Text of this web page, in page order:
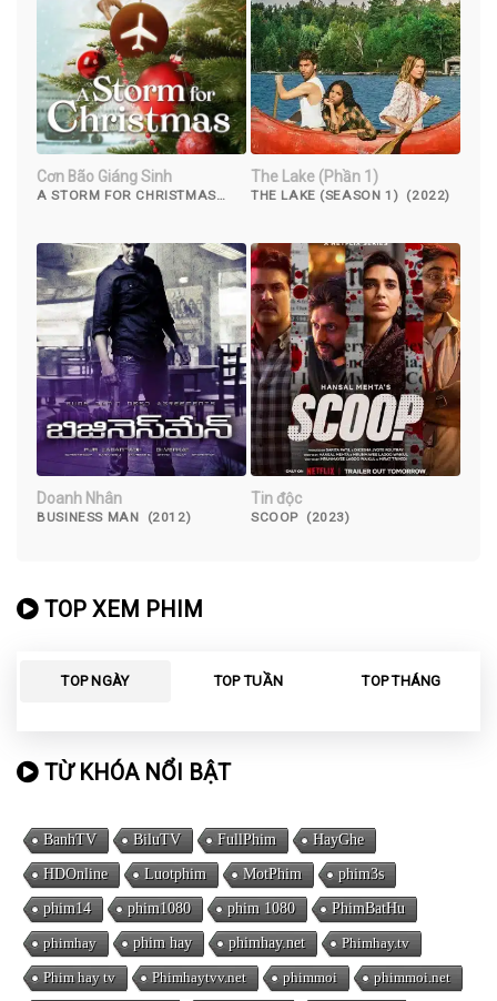
Cơn Bão Giáng Sinh
A STORM FOR CHRISTMAS
The Lake (Phần 1)
THE LAKE (SEASON 1) (2022)
Doanh Nhân
BUSINESS MAN (2012)
Tin độc
SCOOP (2023)
TOP XEM PHIM
TOP NGÀY TOP TUẦN TOP THÁNG
TỪ KHÓA NỔI BẬT
BanhTV BiluTV FullPhim HayGhe
HDOnline Luotphim MotPhim phim3s
phim14 phim1080 phim 1080 PhimBatHu
phimhay phim hay phimhay.net Phimhay.tv
Phim hay tv Phimhaytvv.net phimmoi phimmoi.net